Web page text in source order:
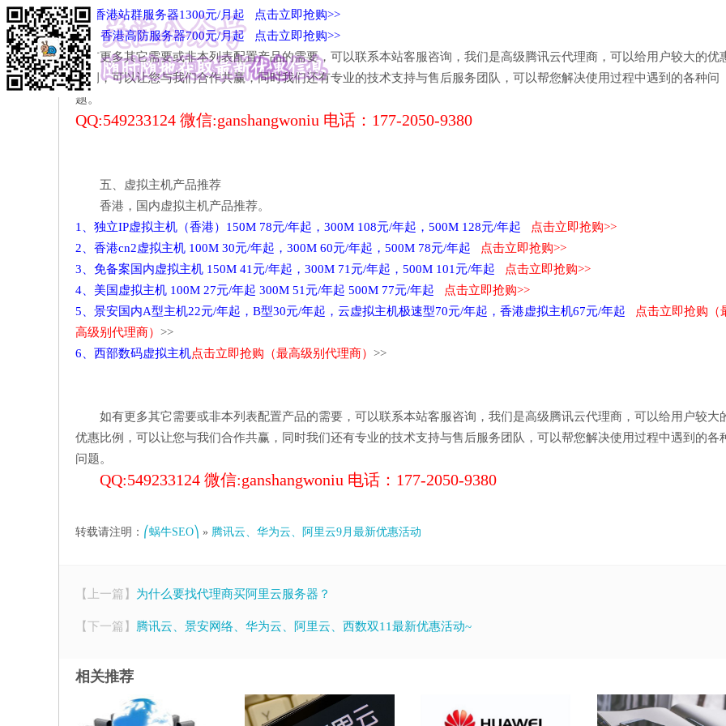
9、香港站群服务器1300元/月起 点击立即抢购>>
10、香港高防服务器700元/月起 点击立即抢购>>
如有更多其它需要或非本列表配置产品的需要，可以联系本站客服咨询，我们是高级腾讯云代理商，可以给用户较大的优
比例，可以让您与我们合作共赢，同时我们还有专业的技术支持与售后服务团队，可以帮您解决使用过程中遇到的各种问
题。
QQ:549233124 微信:ganshangwoniu 电话：177-2050-9380
五、虚拟主机产品推荐
香港，国内虚拟主机产品推荐。
1、独立IP虚拟主机（香港）150M 78元/年起，300M 108元/年起，500M 128元/年起
点击立即抢购>>
2、香港cn2虚拟主机 100M 30元/年起，300M 60元/年起，500M 78元/年起
点击立即抢购>>
3、免备案国内虚拟主机 150M 41元/年起，300M 71元/年起，500M 101元/年起
点击立即抢购>>
4、美国虚拟主机 100M 27元/年起 300M 51元/年起 500M 77元/年起
点击立即抢购>>
5、景安国内A型主机22元/年起，B型30元/年起，云虚拟主机极速型70元/年起，香港虚拟主机67元/年起
点击立即抢购（
高级别代理商） >>
6、西部数码虚拟主机点击立即抢购（最高级别代理商） >>
如有更多其它需要或非本列表配置产品的需要，可以联系本站客服咨询，我们是高级腾讯云代理商，可以给用户较大
优惠比例，可以让您与我们合作共赢，同时我们还有专业的技术支持与售后服务团队，可以帮您解决使用过程中遇到的各
问题。
QQ:549233124 微信:ganshangwoniu 电话：177-2050-9380
转载请注明： ⎛蜗牛SEO⎞ » 腾讯云、华为云、阿里云9月最新优惠活动
【上一篇】 为什么要找代理商买阿里云服务器？
【下一篇】 腾讯云、景安网络、华为云、阿里云、西数双11最新优惠活动~
相关推荐